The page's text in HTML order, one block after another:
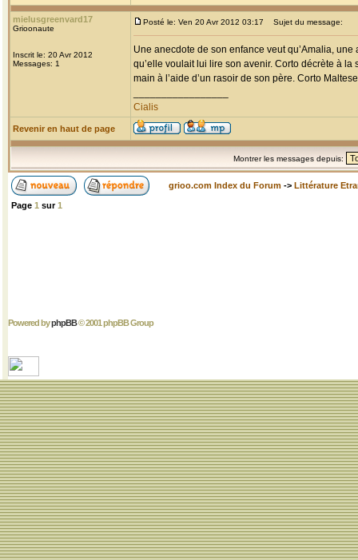
mielusgreenvard17
Grioonaute
Inscrit le: 20 Avr 2012
Messages: 1
Posté le: Ven 20 Avr 2012 03:17 Sujet du message:
Une anecdote de son enfance veut qu’Amalia,
qu’elle voulait lui lire son avenir. Corto décrète à
main à l’aide d’un rasoir de son père. Corto
Cialis
Revenir en haut de page
Montrer les messages depuis:
grioo.com Index du Forum -> Littérature
Page 1 sur1
Powered byphpBB© 2001 phpBB Group